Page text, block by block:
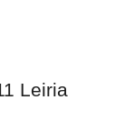
Leiria